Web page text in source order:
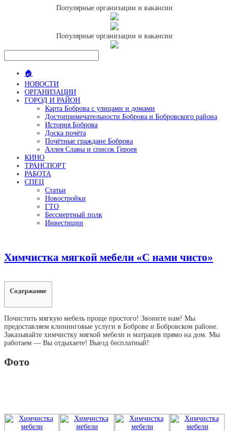
Популярные организации и вакансии
Популярные организации и вакансии
🏠
НОВОСТИ
ОРГАНИЗАЦИИ
ГОРОД И РАЙОН
Карта Боброва с улицами и домами
Достопримечательности Боброва и Бобровского района
История Боброва
Доска почёта
Почётные граждане Боброва
Аллея Славы и список Героев
КИНО
ТРАНСПОРТ
РАБОТА
СПЕЦ
Статьи
Новостройки
ГТО
Бессмертный полк
Инвестиции
Химчистка мягкой мебели «С нами чисто»
Содержание
Почистить мягкую мебель проще простого! Звоните нам! Мы
предоставляем клининговые услуги в Боброве и Бобровском районе.
Заказывайте химчистку мягкой мебели и матрацев прямо на дом. Мы
работаем — Вы отдыхаете! Выезд бесплатный!
Фото